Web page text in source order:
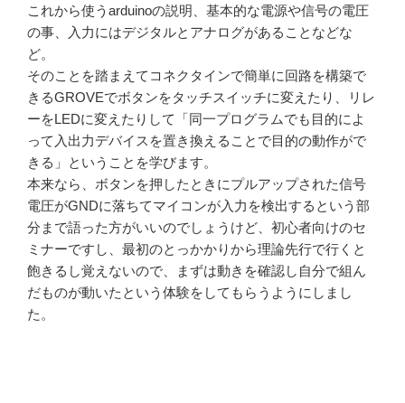
これから使うarduinoの説明、基本的な電源や信号の電圧
の事、入力にはデジタルとアナログがあることなどな
ど。
そのことを踏まえてコネクタインで簡単に回路を構築で
きるGROVEでボタンをタッチスイッチに変えたり、リレ
ーをLEDに変えたりして「同一プログラムでも目的によ
って入出力デバイスを置き換えることで目的の動作がで
きる」ということを学びます。
本来なら、ボタンを押したときにプルアップされた信号
電圧がGNDに落ちてマイコンが入力を検出するという部
分まで語った方がいいのでしょうけど、初心者向けのセ
ミナーですし、最初のとっかかりから理論先行で行くと
飽きるし覚えないので、まずは動きを確認し自分で組ん
だものが動いたという体験をしてもらうようにしまし
た。